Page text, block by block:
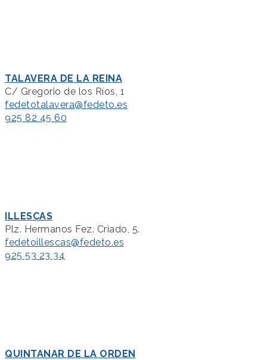
TALAVERA DE LA REINA
C/ Gregorio de los Ríos, 1
fedetotalavera@fedeto.es
925 82 45 60
ILLESCAS
Plz. Hermanos Fez. Criado, 5.
fedetoillescas@fedeto.es
925 53 23 34
QUINTANAR DE LA ORDEN